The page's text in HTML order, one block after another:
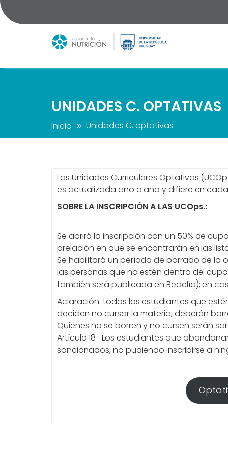
al
UNIDADES C. OPTATIVAS
Inicio Unidades C. optativas
Las Unidades Curriculares Optativas
es actualizada año a año y difiere en
SOBRE LA INSCRIPCIÓN A LAS UCOps.:
Se abrirá la inscripción con un 50% de
prelación en que se encontrarán en las
Se habilitará un período de borrado de la
las personas que no estén dentro del
también será publicada en Bedelía); en
Aclaración: todos los estudiantes que
deciden no cursar la materia, deberán
Quienes no se borren y no cursen serán
Artículo 18- Los estudiantes que
sancionados, no pudiendo inscribirse a